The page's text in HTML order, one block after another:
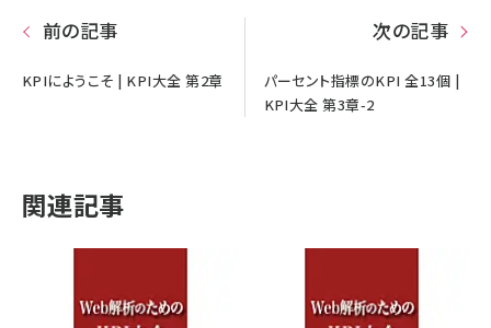
前の記事
KPIにようこそ | KPI大全 第2章
次の記事
パーセント指標のKPI 全13個 |
KPI大全 第3章-2
関連記事